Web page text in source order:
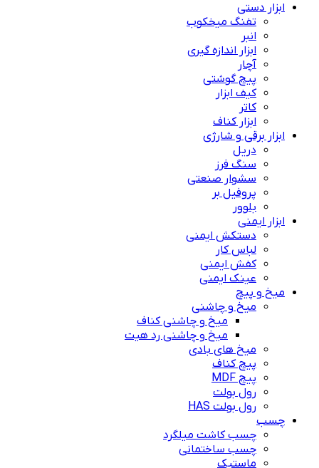
ابزار دستی
تفنگ میخکوب
انبر
ابزار اندازه گیری
آچار
پیچ گوشتی
کیف ابزار
کاتر
ابزار کناف
ابزار برقی و شارژی
دریل
سنگ فرز
سشوار صنعتی
پروفیل بر
بلوور
ابزار ایمنی
دستکش ایمنی
لباس کار
کفش ایمنی
عینک ایمنی
میخ و پیچ
میخ و چاشنی
میخ و چاشنی کناف
میخ و چاشنی رد هیت
میخ های بادی
پیچ کناف
پیچ MDF
رول بولت
رول بولت HAS
چسب
چسب کاشت میلگرد
چسب ساختمانی
ماستیک